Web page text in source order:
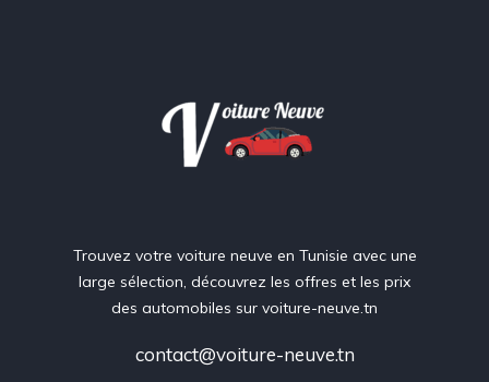
Trouvez votre voiture neuve en Tunisie avec une
large sélection, découvrez les offres et les prix
des automobiles sur voiture-neuve.tn
contact@voiture-neuve.tn